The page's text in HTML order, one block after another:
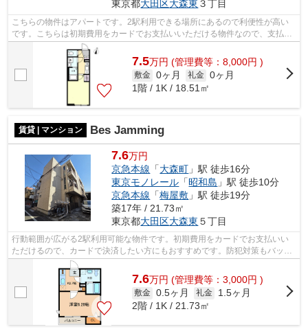
東京都大田区大森東 ３丁目
こちらの物件はアパートです。2駅利用できる場所にあるので利便性が高い
です。こちらは初期費用をカードでお支払いいただける物件なので、支払い
手続きの手間が省けます。駅から徒歩10...
7.5万円 (管理費等：8,000円 )
敷金 0ヶ月 礼金 0ヶ月
1階 / 1K / 18.51㎡
賃貸 | マンション Bes Jamming
7.6万円
京急本線 「大森町 」駅 徒歩16分
東京モノレール 「昭和島 」駅 徒歩10分
京急本線 「梅屋敷 」駅 徒歩19分
築17年 / 21.73㎡
東京都大田区大森東 ５丁目
行動範囲が広がる2駅利用可能な物件です。初期費用をカードでお支払いい
ただけるので、カードで決済したい方にもおすすめです。防犯対策もバッチ
リなマンションタイプの物件です。アイ...
7.6万円 (管理費等：3,000円 )
敷金 0.5ヶ月 礼金
1.5ヶ月
2階 / 1K / 21.73㎡